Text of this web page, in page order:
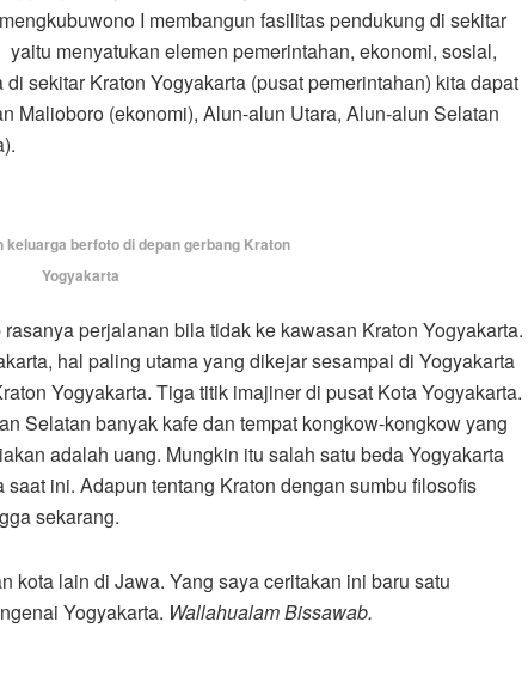
I membangun fasilitas pendukung di sekitar
yaitu menyatukan elemen pemerintahan, ekonomi, sosial,
sekitar Kraton Yogyakarta (pusat pemerintahan) kita dapat
Malioboro (ekonomi), Alun-alun Utara, Alun-alun Selatan
keluarga berfoto di depan gerbang Kraton
Yogyakarta
perjalanan bila tidak ke kawasan Kraton Yogyakarta.
hal paling utama yang dikejar sesampai di Yogyakarta
Yogyakarta. Tiga titik imajiner di pusat Kota Yogyakarta.
Selatan banyak kafe dan tempat kongkow-kongkow yang
adalah uang. Mungkin itu salah satu beda Yogyakarta
ini. Adapun tentang Kraton dengan sumbu filosofis
sekarang.
kota lain di Jawa. Yang saya ceritakan ini baru satu
Yogyakarta. Wallahualam Bissawab.